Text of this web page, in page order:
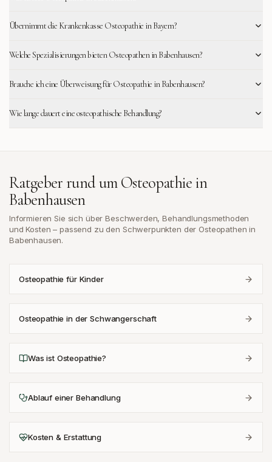
Übernimmt die Krankenkasse Osteopathie in Bayern?
Welche Spezialisierungen bieten Osteopathen in Babenhausen?
Brauche ich eine Überweisung für Osteopathie in Babenhausen?
Wie lange dauert eine osteopathische Behandlung?
Ratgeber rund um Osteopathie in
Babenhausen
Informieren Sie sich über Beschwerden, Behandlungsmethoden
und Kosten – passend zu den Schwerpunkten der Osteopathen in
Babenhausen.
Osteopathie für Kinder
Osteopathie in der Schwangerschaft
Was ist Osteopathie?
Ablauf einer Behandlung
Kosten & Erstattung